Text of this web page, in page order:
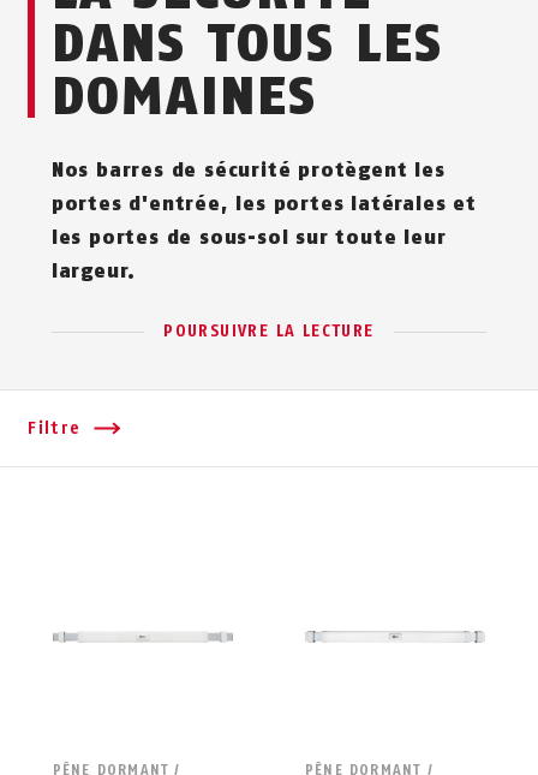
DANS TOUS LES
DOMAINES
Nos barres de sécurité protègent les
portes d'entrée, les portes latérales et
les portes de sous-sol sur toute leur
largeur.
POURSUIVRE LA LECTURE
Filtre
PÊNE DORMANT /
PÊNE DORMANT /